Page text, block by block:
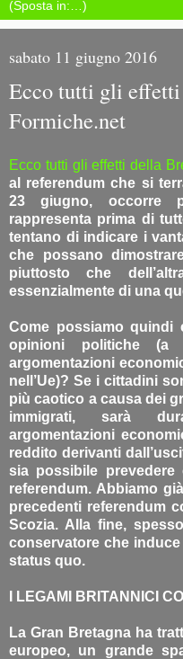
sabato 11 giugno 2016
Ecco tutti gli
Formiche.net
Ecco tutti gli effetti della
al referendum che si
23 giugno, occorre
rappresenta prima di
tentano di indicare i
che possano
piuttosto che
essenzialmente di una
Come possiamo quindi
opinioni politiche
argomentazioni
nell’Ue)? Se i cittadini
più caotico a causa dei
immigrati, sarà
argomentazioni
reddito derivanti
sia possibile
referendum. Abbiamo
precedenti referendum
Scozia. Alla fine,
conservatore che
status quo.
I LEGAMI BRITANNICI
La Gran Bretagna ha
europeo, un grande